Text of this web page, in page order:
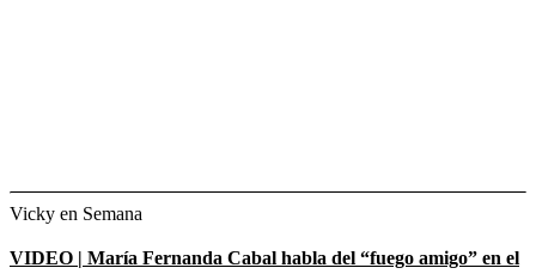
Vicky en Semana
VIDEO | María Fernanda Cabal habla del “fuego amigo” en el